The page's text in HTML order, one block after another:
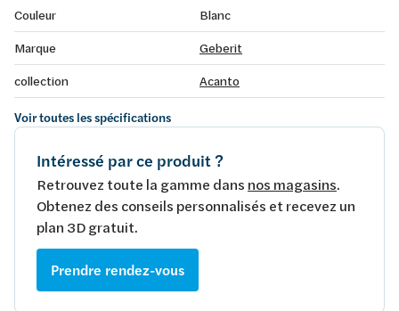
Couleur
Blanc
Marque
Geberit
collection
Acanto
Voir toutes les spécifications
Intéressé par ce produit ?
Retrouvez toute la gamme dans nos magasins.
Obtenez des conseils personnalisés et recevez un
plan 3D gratuit.
Prendre rendez-vous